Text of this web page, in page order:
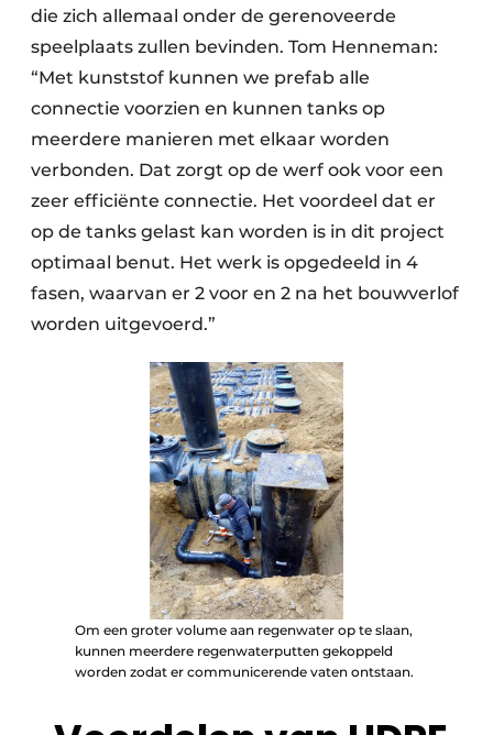
die zich allemaal onder de gerenoveerde
speelplaats zullen bevinden. Tom Henneman:
“Met kunststof kunnen we prefab alle
connectie voorzien en kunnen tanks op
meerdere manieren met elkaar worden
verbonden. Dat zorgt op de werf ook voor een
zeer efficiënte connectie. Het voordeel dat er
op de tanks gelast kan worden is in dit project
optimaal benut. Het werk is opgedeeld in 4
fasen, waarvan er 2 voor en 2 na het bouwverlof
worden uitgevoerd.”
Om een groter volume aan regenwater op te slaan,
kunnen meerdere regenwaterputten gekoppeld
worden zodat er communicerende vaten ontstaan.